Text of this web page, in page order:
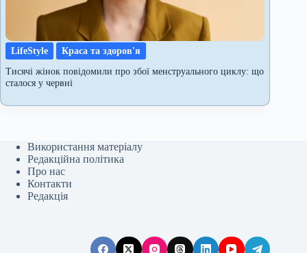
LifeStyle
Краса та здоров'я
Тисячі жінок повідомили про збої менструального циклу: що
сталося у червні
Використання матеріалу
Редакційна політика
Про нас
Контакти
Редакція